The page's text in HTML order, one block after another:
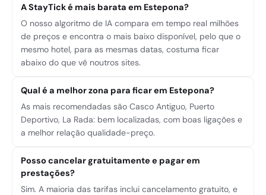
A StayTick é mais barata em Estepona?
O nosso algoritmo de IA compara em tempo real milhões
de preços e encontra o mais baixo disponível, pelo que o
mesmo hotel, para as mesmas datas, costuma ficar
abaixo do que vê noutros sites.
Qual é a melhor zona para ficar em Estepona?
As mais recomendadas são Casco Antiguo, Puerto
Deportivo, La Rada: bem localizadas, com boas ligações e
a melhor relação qualidade-preço.
Posso cancelar gratuitamente e pagar em
prestações?
Sim. A maioria das tarifas inclui cancelamento gratuito, e